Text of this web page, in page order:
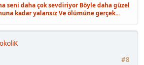
seni daha çok sevdiriyor Böyle daha güzel
kadar yalansız Ve ölümüne gerçek...
#8